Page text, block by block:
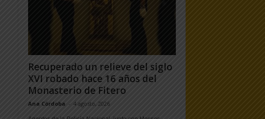
Recuperado un relieve del siglo
XVI robado hace 16 años del
Monasterio de Fitero
Ana Córdoba - 4 agosto, 2026